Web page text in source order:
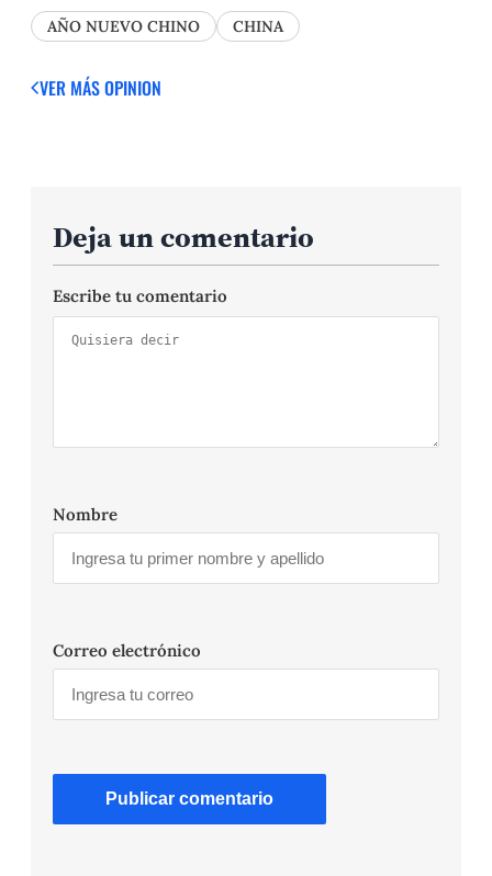
AÑO NUEVO CHINO CHINA
VER MÁS OPINION
Deja un comentario
Escribe tu comentario
Nombre
Correo electrónico